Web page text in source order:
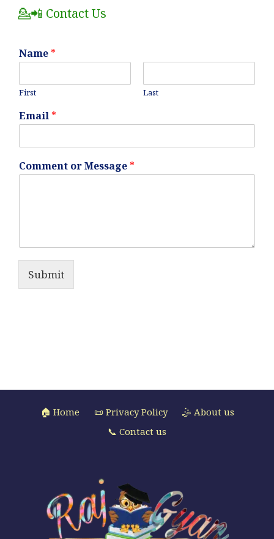
💁📲 Contact Us
Name *
First Last
Email *
Comment or Message *
Submit
🏠 Home 📜 Privacy Policy
🤹 About us
📞 Contact us